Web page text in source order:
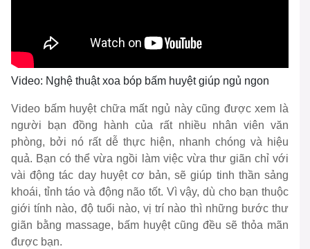
Video: Nghệ thuật xoa bóp bấm huyệt giúp ngủ ngon
Video bấm huyệt chữa mất ngủ này cũng được xem là
người bạn đồng hành của rất nhiều nhân viên văn
phòng, bởi nó rất dễ thực hiện, nhanh chóng và hiệu
quả. Bạn có thể vừa ngồi làm việc vừa thư giãn chỉ với
vài động tác day huyệt cơ bản, sẽ giúp tinh thần sảng
khoái, tỉnh táo và động não tốt. Vì vậy, dù cho bạn thuộc
giới tính nào, độ tuổi nào, vị trí nào thì những bước thư
giãn bằng massage, bấm huyệt cũng đều sẽ thỏa mãn
được bạn.